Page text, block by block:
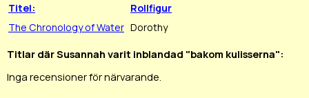
Titel:
Rollfigur
The Chronology of Water Dorothy
Titlar där Susannah varit inblandad "bakom kulisserna":
Inga recensioner för närvarande.